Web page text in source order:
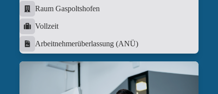
Raum Gaspoltshofen
Vollzeit
Arbeitnehmerüberlassung (ANÜ)